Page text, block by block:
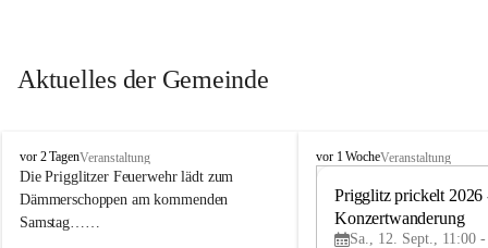
Aktuelles der Gemeinde
P
r
i
g
vor 2 TagenVeranstaltung
Die Prigglitzer Feuerwehr lädt zum
Dämmerschoppen am kommenden
Samstag……
P
vor 1 WocheVeranstaltung
Prigglitz prickelt 2026
Konzertwanderung
Sa., 12. Sept., 11:00